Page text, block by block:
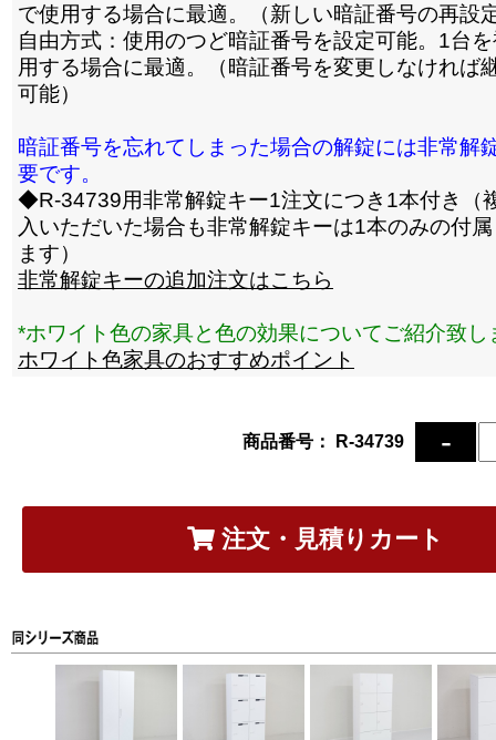
で使用する場合に最適。（新しい暗証番号の再設
自由方式：使用のつど暗証番号を設定可能。1台
用する場合に最適。（暗証番号を変更しなければ
可能）
暗証番号を忘れてしまった場合の解錠には非常解
要です。
◆R-34739用非常解錠キー1注文につき1本付き（
入いただいた場合も非常解錠キーは1本のみの付
ます）
非常解錠キーの追加注文はこちら
*ホワイト色の家具と色の効果についてご紹介致し
ホワイト色家具のおすすめポイント
商品番号： R-34739
注文・見積りカート